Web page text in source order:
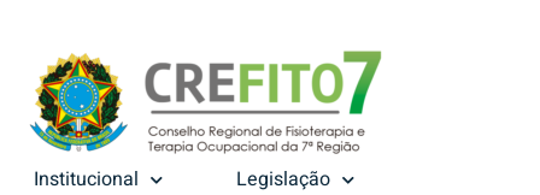
Institucional
Legislação